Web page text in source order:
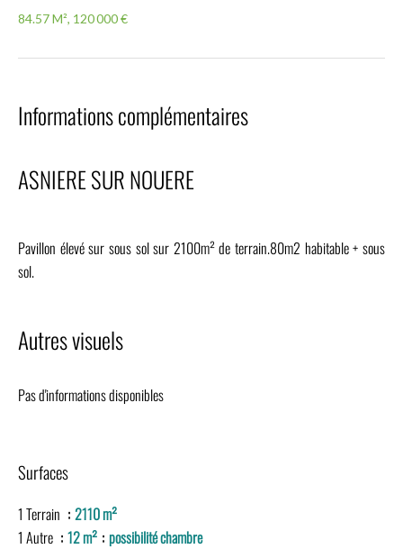
84.57 M², 120 000 €
Informations complémentaires
ASNIERE SUR NOUERE
Pavillon élevé sur sous sol sur 2100m² de terrain.80m2 habitable + sous
sol.
Autres visuels
Pas d'informations disponibles
Surfaces
1 Terrain
2110 m²
1 Autre
12 m² possibilité chambre